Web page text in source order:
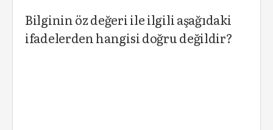
Bilginin öz değeri ile ilgili aşağıdaki
ifadelerden hangisi doğru değildir?